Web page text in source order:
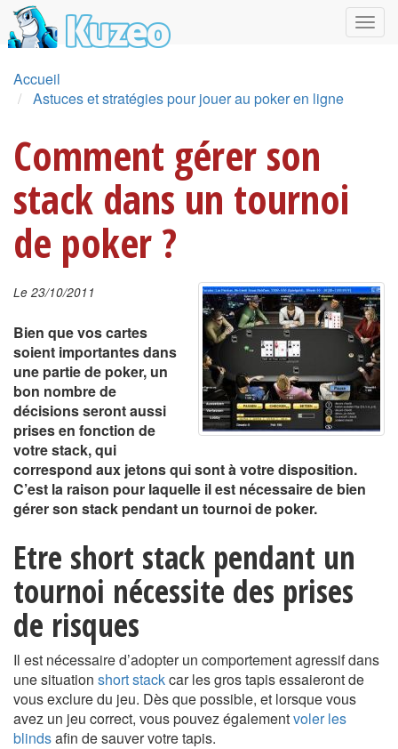
Accueil
Astuces et stratégies pour jouer au poker en ligne
Comment gérer son
stack dans un tournoi
de poker ?
Le 23/10/2011
Bien que vos cartes
soient importantes dans
une partie de poker, un
bon nombre de
décisions seront aussi
prises en fonction de
votre stack, qui
correspond aux jetons qui sont à votre disposition.
C’est la raison pour laquelle il est nécessaire de bien
gérer son stack pendant un tournoi de poker.
Etre short stack pendant un
tournoi nécessite des prises
de risques
Il est nécessaire d’adopter un comportement agressif dans
une situation short stackcar les gros tapis essaieront de
vous exclure du jeu. Dès que possible, et lorsque vous
avez un jeu correct, vous pouvez égalementvoler les
blindsafin de sauver votre tapis.